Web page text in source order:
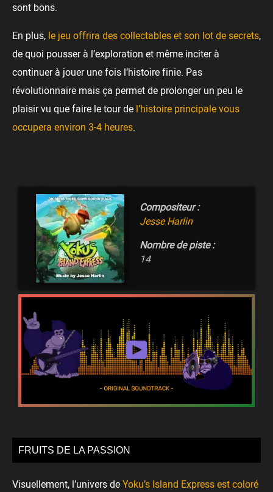
sont bons.
En plus, le jeu offrira des collectables et son lot de secrets,
de quoi pousser à l’exploration et même inciter à
continuer à jouer une fois l’histoire finie. Pas
révolutionnaire mais ça permet de prolonger un peu le
plaisir vu que faire le tour de l’histoire principale vous
occupera environ 3-4 heures.
Compositeur :
Jesse Harlin
Nombre de piste :
14
FRUITS DE LA PASSION
Visuellement, l’univers deYoku’s Island Express est coloré